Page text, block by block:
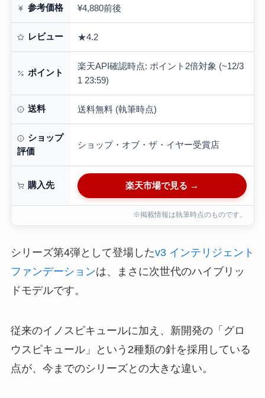
参考価格 ¥4,880前後
レビュー ★4.2
ポイント
楽天API確認時点: ポイント2倍対象 (~12/3
1 23:59)
送料 送料無料 (執筆時点)
ショップ
評価
ショップ・オブ・ザ・イヤー受賞店
購入先 楽天市場で見る →
※掲載情報は執筆時点のものです。
シリーズ第4弾として登場したv3 インテリジェント
ファンデーションは、まさに次世代のハイブリッ
ドモデルです。
従来のイノスピキュールに加え、新開発の「グロ
ウスピキュール」という2種類の針を採用している
点が、今までのシリーズとの大きな違い。